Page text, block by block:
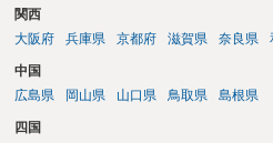
関西
大阪府
兵庫県 京都府 滋賀県 奈良県
中国
広島県
岡山県 山口県 鳥取県 島根県
四国